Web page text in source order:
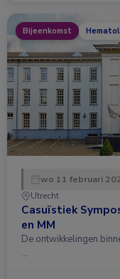
Bijeenkomst
wo 11 februari
Utrecht
Casuïstiek
en MM
De ontwikkelingen
…